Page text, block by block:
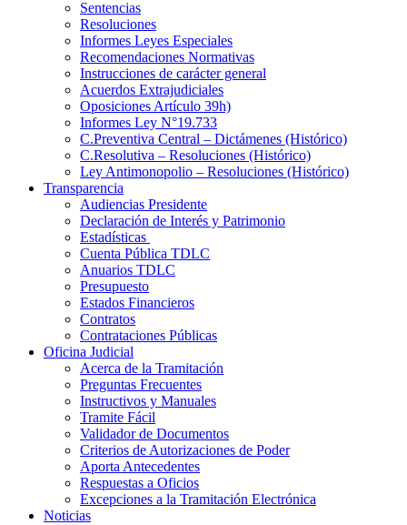
Sentencias
Resoluciones
Informes Leyes Especiales
Recomendaciones Normativas
Instrucciones de carácter general
Acuerdos Extrajudiciales
Oposiciones Artículo 39h)
Informes Ley N°19.733
C.Preventiva Central – Dictámenes (Histórico)
C.Resolutiva – Resoluciones (Histórico)
Ley Antimonopolio – Resoluciones (Histórico)
Transparencia
Audiencias Presidente
Declaración de Interés y Patrimonio
Estadísticas
Cuenta Pública TDLC
Anuarios TDLC
Presupuesto
Estados Financieros
Contratos
Contrataciones Públicas
Oficina Judicial
Acerca de la Tramitación
Preguntas Frecuentes
Instructivos y Manuales
Tramite Fácil
Validador de Documentos
Criterios de Autorizaciones de Poder
Aporta Antecedentes
Respuestas a Oficios
Excepciones a la Tramitación Electrónica
Noticias